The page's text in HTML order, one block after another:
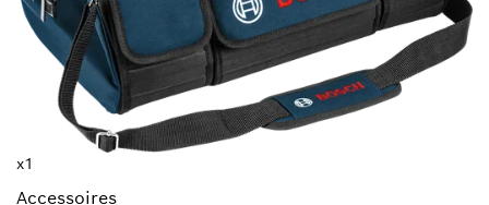
x1
Accessoires